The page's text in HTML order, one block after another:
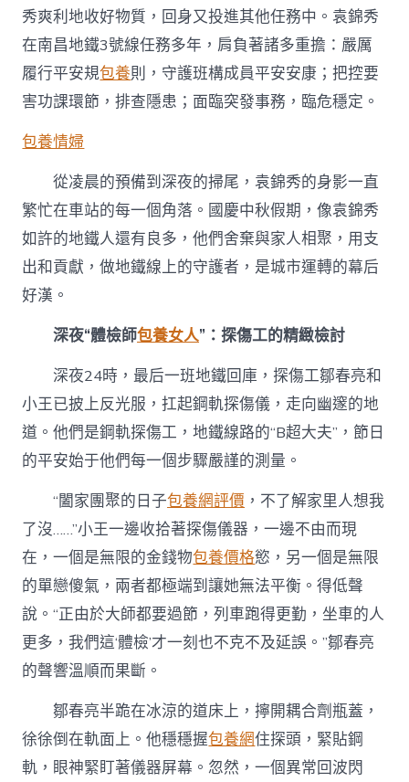
秀爽利地收好物質，回身又投進其他任務中。袁錦秀
在南昌地鐵3號線任務多年，肩負著諸多重擔：嚴厲
履行平安規包養則，守護班構成員平安安康；把控要
害功課環節，排查隱患；面臨突發事務，臨危穩定。
包養情婦
從凌晨的預備到深夜的掃尾，袁錦秀的身影一直
繁忙在車站的每一個角落。國慶中秋假期，像袁錦秀
如許的地鐵人還有良多，他們舍棄與家人相聚，用支
出和貢獻，做地鐵線上的守護者，是城市運轉的幕后
好漢。
深夜“體檢師包養女人”：探傷工的精緻檢討
深夜24時，最后一班地鐵回庫，探傷工鄒春亮和
小王已披上反光服，扛起鋼軌探傷儀，走向幽邃的地
道。他們是鋼軌探傷工，地鐵線路的“B超大夫”，節日
的平安始于他們每一個步驟嚴謹的測量。
“闔家團聚的日子包養網評價 ，不了解家里人想我
了沒……”小王一邊收拾著探傷儀器，一邊不由而現
在，一個是無限的金錢物包養價格慾，另一個是無限
的單戀傻氣，兩者都極端到讓她無法平衡。得低聲
說。“正由於大師都要過節，列車跑得更勤，坐車的人
更多，我們這‘體檢’才一刻也不克不及延誤。”鄒春亮
的聲響溫順而果斷。
鄒春亮半跪在冰涼的道床上，擰開耦合劑瓶蓋，
徐徐倒在軌面上。他穩穩握包養網住探頭，緊貼鋼
軌，眼神緊盯著儀器屏幕。忽然，一個異常回波閃